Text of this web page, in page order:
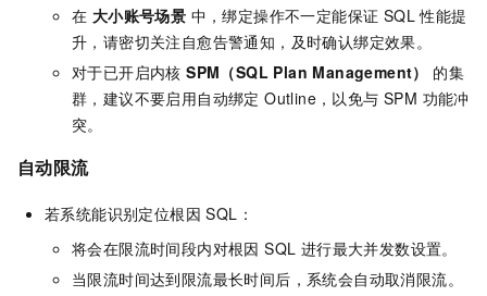
在 大小账号场景 中，绑定操作不一定能保证 SQL 性能提
升，请密切关注自愈告警通知，及时确认绑定效果。
对于已开启内核SPM（SQL Plan Management）
的集
群，建议不要启用自动绑定 Outline，以免与 SPM 功能冲
突。
自动限流
若系统能识别定位根因 SQL：
将会在限流时间段内对根因 SQL 进行最大并发数设置。
当限流时间达到限流最长时间后，系统会自动取消限流。